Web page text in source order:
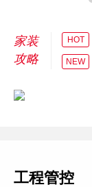
家装
攻略
HOT
NEW
工程管控